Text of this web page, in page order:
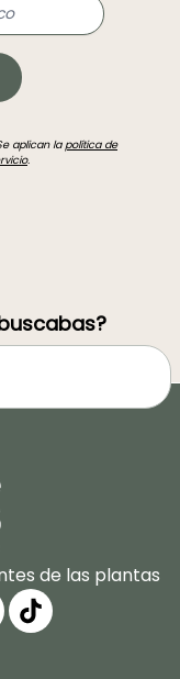
aplican lapolítica de
.
de las plantas